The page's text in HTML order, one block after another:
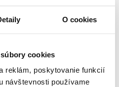
O cookies
cookies
reklám, poskytovanie funkcií
návštevnosti používame
Tracks the visitor
Google Analytics
about the visitor's